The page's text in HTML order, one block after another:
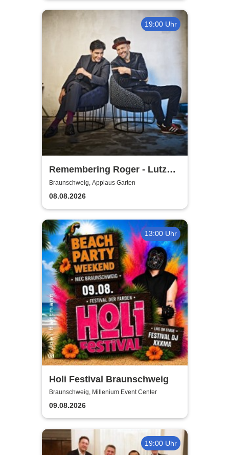
19:00 Uhr
Remembering Roger - Lutz
Krajenski Big Band feat. Atrin
Madani
Braunschweig, Applaus Garten
08.08.2026
13:00 Uhr
Holi Festival Braunschweig
Braunschweig, Millenium Event Center
09.08.2026
19:00 Uhr